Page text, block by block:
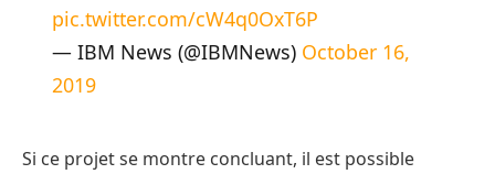
pic.twitter.com/cW4q0OxT6P
— IBM News (@IBMNews) October 16,
2019
Si ce projet se montre concluant, il est possible